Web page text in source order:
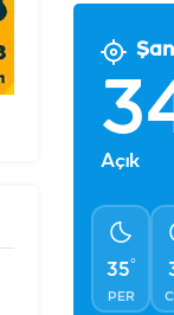
Açık
35°
PER